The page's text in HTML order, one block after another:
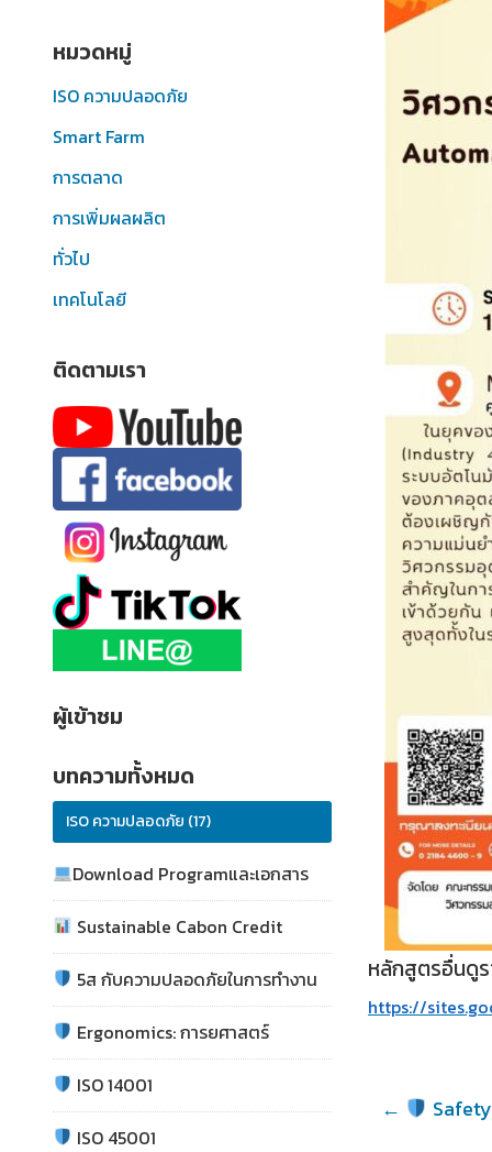
หมวดหมู่
ISO ความปลอดภัย
Smart Farm
การตลาด
การเพิ่มผลผลิต
ทั่วไป
เทคโนโลยี
ติดตามเรา
ผู้เข้าชม
บทความทั้งหมด
ISO ความปลอดภัย (17)
Download Programและเอกสาร
Sustainable Cabon Credit
5ส กับความปลอดภัยในการทำงาน
Ergonomics: การยศาสตร์
ISO 14001
ISO 45001
หลักสูตรอื่นดูร
https://
←